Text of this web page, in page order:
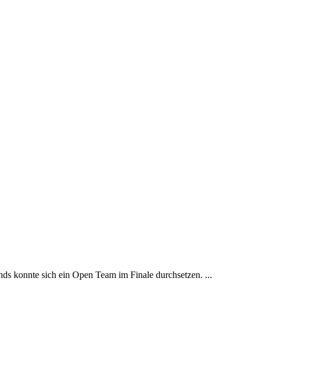
konnte sich ein Open Team im Finale durchsetzen. ...